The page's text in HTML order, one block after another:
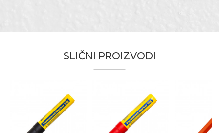
Brendovi
Bleispitz
Anti-spam zaštita - izračunajte koliko je 6 - 1 :
SLIČNI PROIZVODI